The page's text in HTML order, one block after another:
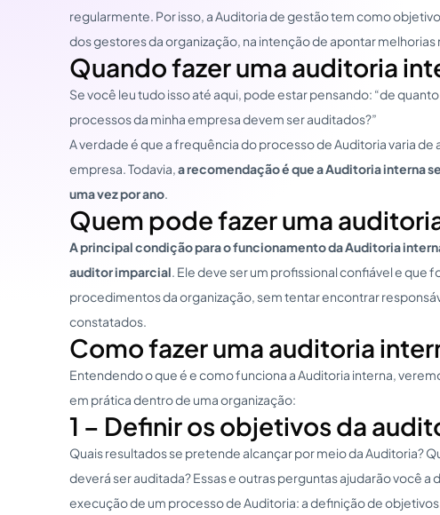
regularmente. Por isso, a Auditoria de gestão tem como
dos gestores da organização, na intenção de apontar melhorias
Quando fazer uma auditoria
Se você leu tudo isso até aqui, pode estar pensando: “de
processos da minha empresa devem ser auditados?”
A verdade é que a frequência do processo de Auditoria varia de
empresa. Todavia,a recomendação é que a Auditoria interna
uma vez por ano.
Quem pode fazer uma
A principal condição para o funcionamento da Auditoria
auditor imparcial. Ele deve ser um profissional confiável e que
procedimentos da organização, sem tentar encontrar
constatados.
Como fazer uma auditoria
Entendendo o que é e como funciona a Auditoria interna,
em prática dentro de uma organização:
1 – Definir os objetivos da
Quais resultados se pretende alcançar por meio da Auditoria?
deverá ser auditada? Essas e outras perguntas ajudarão você a
execução de um processo de Auditoria: a definição de